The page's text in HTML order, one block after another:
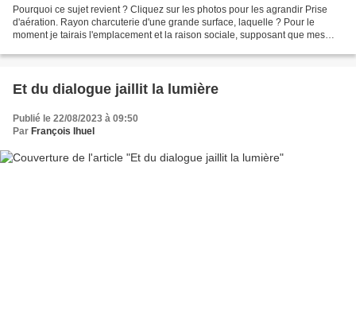
Pourquoi ce sujet revient ? Cliquez sur les photos pour les agrandir Prise
d'aération. Rayon charcuterie d'une grande surface, laquelle ? Pour le
moment je tairais l'emplacement et la raison sociale, supposant que mes
Et du dialogue jaillit la lumière
Publié le 22/08/2023 à 09:50
Par François Ihuel